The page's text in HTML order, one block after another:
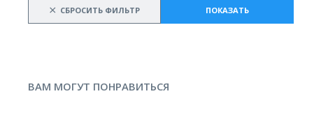
× СБРОСИТЬ ФИЛЬТР ПОКАЗАТЬ
ВАМ МОГУТ ПОНРАВИТЬСЯ